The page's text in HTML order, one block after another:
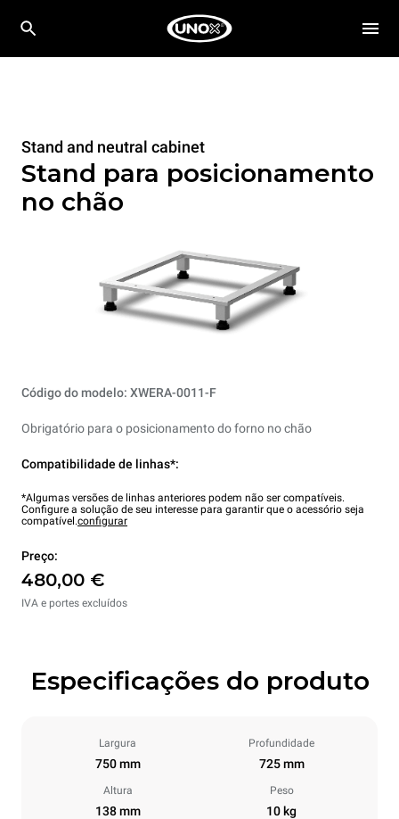
Stand and neutral cabinet
Stand para posicionamento
no chão
Código do modelo: XWERA-0011-F
Obrigatório para o posicionamento do forno no chão
Compatibilidade de linhas*:
*Algumas versões de linhas anteriores podem não ser compatíveis.
Configure a solução de seu interesse para garantir que o acessório seja
compatível.configurar
Preço:
480,00 €
IVA e portes excluídos
Especificações do produto
Largura
750 mm
Profundidade
725 mm
Altura
138 mm
Peso
10 kg